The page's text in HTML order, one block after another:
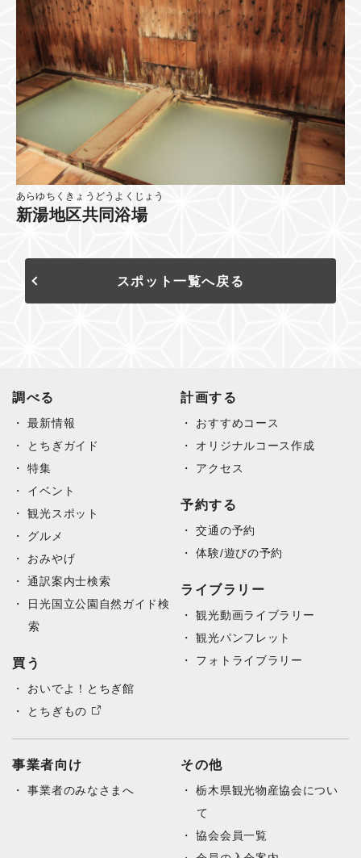
あらゆちくきょうどうよくじょう
新湯地区共同浴場
スポット一覧へ戻る
調べる
最新情報
とちぎガイド
特集
イベント
観光スポット
グルメ
おみやげ
通訳案内士検索
日光国立公園自然ガイド検
索
買う
おいでよ！とちぎ館
とちぎもの
計画する
おすすめコース
オリジナルコース作成
アクセス
予約する
交通の予約
体験/遊びの予約
ライブラリー
観光動画ライブラリー
観光パンフレット
フォトライブラリー
事業者向け
事業者のみなさまへ
その他
栃木県観光物産協会につい
て
協会会員一覧